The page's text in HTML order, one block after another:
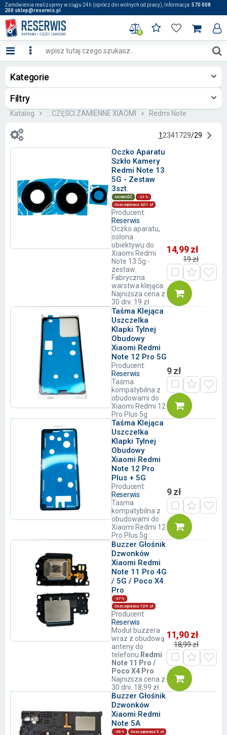
Zamówienia realizujemy w ciągu 24h (oprócz dni wolnych od pracy), Informacja:570 008
200 sklep@reserwis.pl
0
Kategorie
Filtry
Katalog :: CZĘŚCI ZAMIENNE XIAOMI Redmi Note
1 2341729/29
Oczko Aparatu
Szkło Kamery
Redmi Note 13
5G - Zestaw
3szt.
NOWOŚĆ
-21%
Oszczędzasz 4,01 zł
Producent:
Reserwis
Oczko aparatu,
osłona
obiektywu do
Xiaomi Redmi
Note 13 5g -
zestaw.
Fabryczna
warstwa klejąca.
Najniższa cena z
30 dni: 19 zł
14,99 zł
19 zł
Taśma Klejąca
Uszczelka
Klapki Tylnej
Obudowy
Xiaomi Redmi
Note 12 Pro 5G
Producent:
Reserwis
Taśma
kompatybilna z
obudowami do
Xiaomi Redmi 12
Pro Plus 5g
9 zł
Taśma Klejąca
Uszczelka
Klapki Tylnej
Obudowy
Xiaomi Redmi
Note 12 Pro
Plus + 5G
Producent:
Reserwis
Taśma
kompatybilna z
obudowami do
Xiaomi Redmi 12
Pro Plus 5g
9 zł
Buzzer Głośnik
Dzwonków
Xiaomi Redmi
Note 11 Pro 4G
/ 5G / Poco X4
Pro
-37%
Oszczędzasz 7,09 zł
Producent:
Reserwis
Moduł buzzera
wraz z obudową
anteny do
telefonu Redmi
Note 11 Pro /
Poco X4 Pro
Najniższa cena z
30 dni: 18,99 zł
11,90 zł
18,99 zł
Buzzer Głośnik
Dzwonków
Xiaomi Redmi
Note 5A
-36% Oszczędzasz 5 zł